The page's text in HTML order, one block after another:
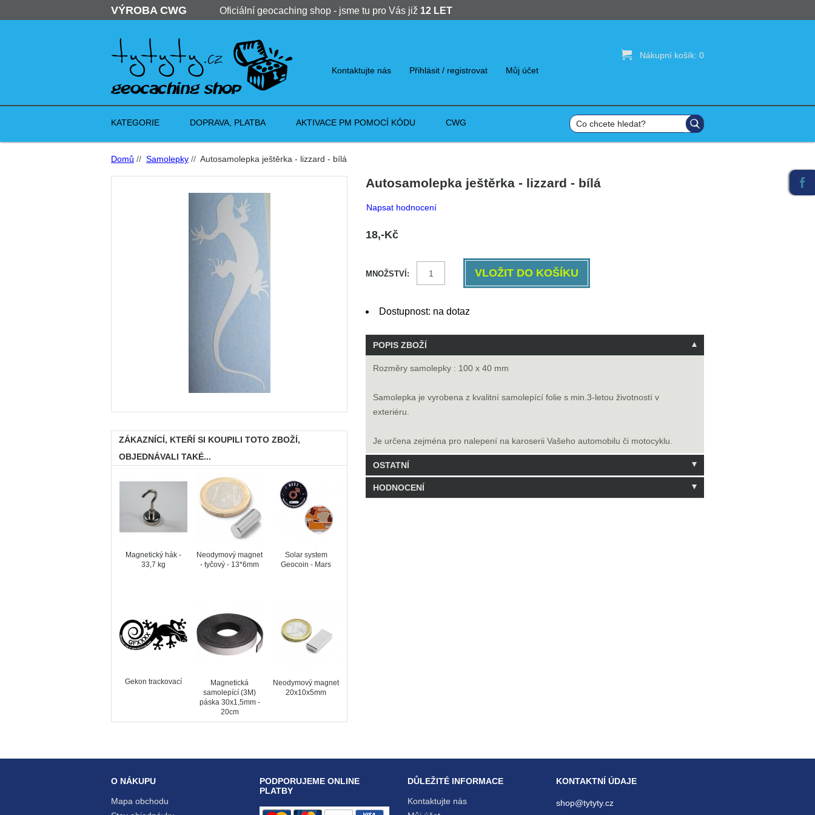
VÝROBA CWG Oficiální geocaching shop - jsme tu pro Vás již 12 LET
Kontaktujte nás Přihlásit / registrovat Můj účet
 Nákupní košík: 0
KATEGORIE DOPRAVA, PLATBA AKTIVACE PM POMOCÍ KÓDU CWG
Domů // Samolepky // Autosamolepka ještěrka - lizzard - bílá
ZÁKAZNÍCÍ, KTEŘÍ SI KOUPILI TOTO ZBOŽÍ,
OBJEDNÁVALI TAKÉ...
Magnetický hák -
33,7 kg
Neodymový magnet
- tyčový - 13*6mm
Solar system
Geocoin - Mars
Gekon trackovací
Magnetická
samolepící (3M)
páska 30x1,5mm -
20cm
Neodymový magnet
20x10x5mm
Autosamolepka ještěrka - lizzard - bílá
Napsat hodnocení
18,-Kč
MNOŽSTVÍ:
Dostupnost: na dotaz
POPIS ZBOŽÍ
Rozměry samolepky : 100 x 40 mm
Samolepka je vyrobena z kvalitní samolepící folie s min.3-letou životností v
exteriéru.
Je určena zejména pro nalepení na karoserii Vašeho automobilu či motocyklu.
OSTATNÍ
Kód: SAMLIZBI
HODNOCENÍ
O NÁKUPU
Mapa obchodu
PODPORUJEME ONLINE
PLATBY
DŮLEŽITÉ INFORMACE
Kontaktujte nás
KONTAKTNÍ ÚDAJE
shop@tytyty.cz